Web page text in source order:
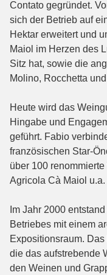
Contato gegründet.
sich der Betrieb auf
Hektar erweitert und
Maiol im Herzen des
Sitz hat, sowie die
Molino, Rocchetta
Heute wird das
Hingabe und
geführt. Fabio
französischen Star-
über 100
Agricola Cà Maiol
Im Jahr 2000
Betriebes mit einem
Expositionsraum.
die das aufstrebende
den Weinen und